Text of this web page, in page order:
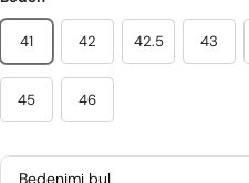
41 42 42.5 43
45 46
Bedenimi bul